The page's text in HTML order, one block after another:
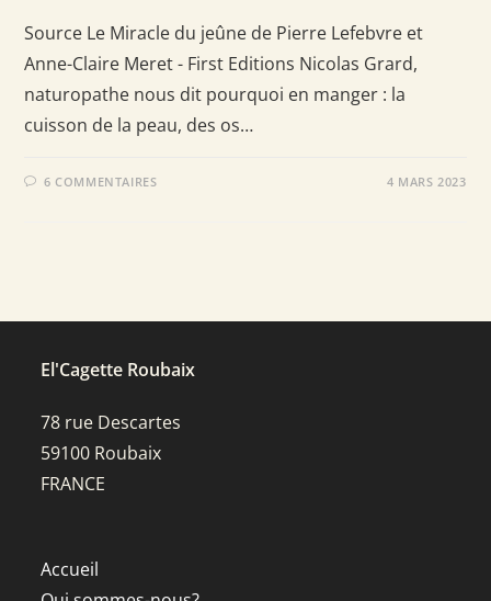
Source Le Miracle du jeûne de Pierre Lefebvre et
Anne-Claire Meret - First Editions Nicolas Grard,
naturopathe nous dit pourquoi en manger : la
cuisson de la peau, des os…
6 COMMENTAIRES 4 MARS 2023
El'Cagette Roubaix
78 rue Descartes
59100 Roubaix
FRANCE
Accueil